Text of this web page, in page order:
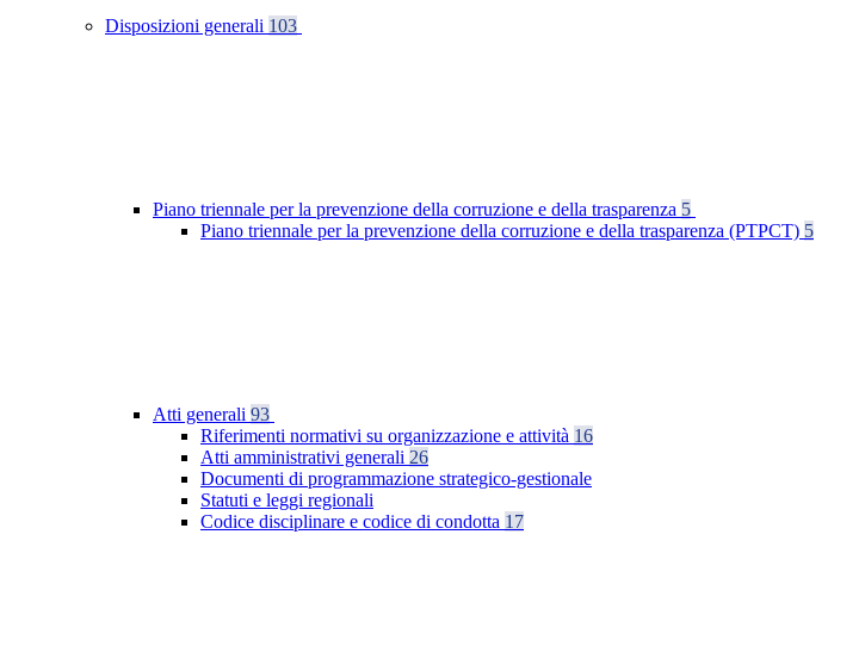
Disposizioni generali 103
Piano triennale per la prevenzione della corruzione e della trasparenza 5
Piano triennale per la prevenzione della corruzione e della trasparenza (PTPCT) 5
Atti generali 93
Riferimenti normativi su organizzazione e attività 16
Atti amministrativi generali 26
Documenti di programmazione strategico-gestionale
Statuti e leggi regionali
Codice disciplinare e codice di condotta 17